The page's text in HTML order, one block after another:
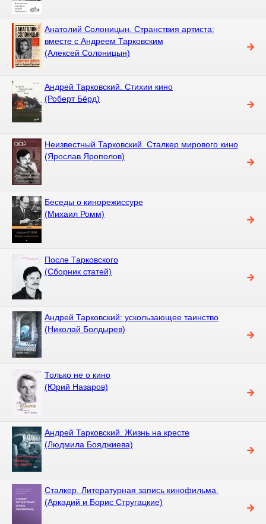
Анатолий Солоницын. Странствия артиста:
вместе с Андреем Тарковским
(Алексей Солоницын)
Андрей Тарковский. Стихии кино
(Роберт Бёрд)
Неизвестный Тарковский. Сталкер мирового кино
(Ярослав Ярополов)
Беседы о кинорежиссуре
(Михаил Ромм)
После Тарковского
(Сборник статей)
Андрей Тарковский: ускользающее таинство
(Николай Болдырев)
Только не о кино
(Юрий Назаров)
Андрей Тарковский. Жизнь на кресте
(Людмила Бояджиева)
Сталкер. Литературная запись кинофильма.
(Аркадий и Борис Стругацкие)